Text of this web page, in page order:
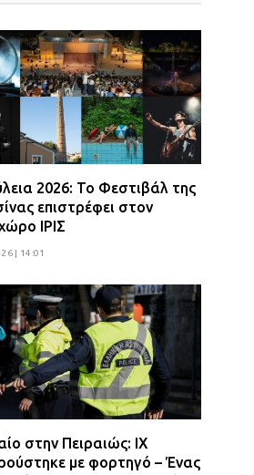
2026: Το Φεστιβάλ της
επιστρέφει στον
ΙΡΙΣ
| 14:01
στην Πειραιώς: ΙΧ
με φορτηγό – Ένας